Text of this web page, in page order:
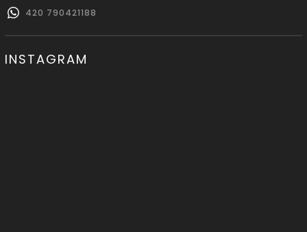
420 790421188
INSTAGRAM